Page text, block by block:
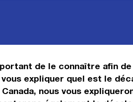
de le connaître afin
expliquer quel est le
nous vous